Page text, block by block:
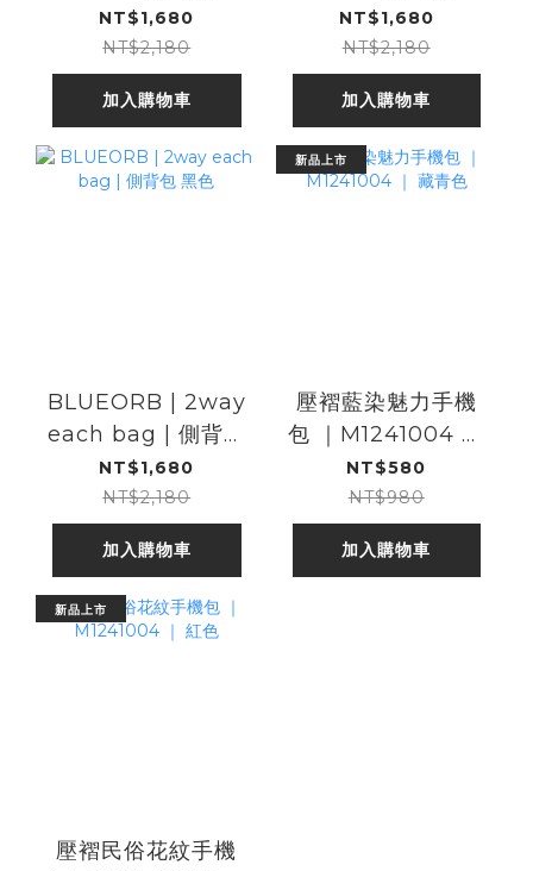
香檳金色
NT$1,680
NT$2,180
加入購物車
薰衣草灰色
NT$1,680
NT$2,180
加入購物車
BLUEORB | 2way
each bag | 側背包
黑色
NT$1,680
NT$2,180
加入購物車
新品上市
壓褶藍染魅力手機
包 ｜M1241004 ｜
藏青色
NT$580
NT$980
加入購物車
新品上市
壓褶民俗花紋手機